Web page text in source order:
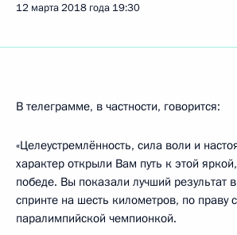
12 марта 2018 года 19:30
В телеграмме, в частности, говорится:
«Целеустремлённость, сила воли и
характер открыли Вам путь к этой
победе. Вы показали лучший результат
спринте на шесть километров, по праву
паралимпийской чемпионкой.